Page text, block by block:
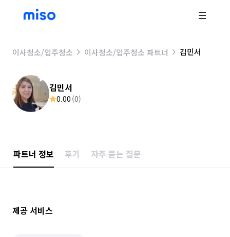
이사청소/입주청소 이사청소/입주청소 파트너 김민서
김민서
0.00 (0)
파트너 정보 후기 자주 묻는 질문
제공 서비스